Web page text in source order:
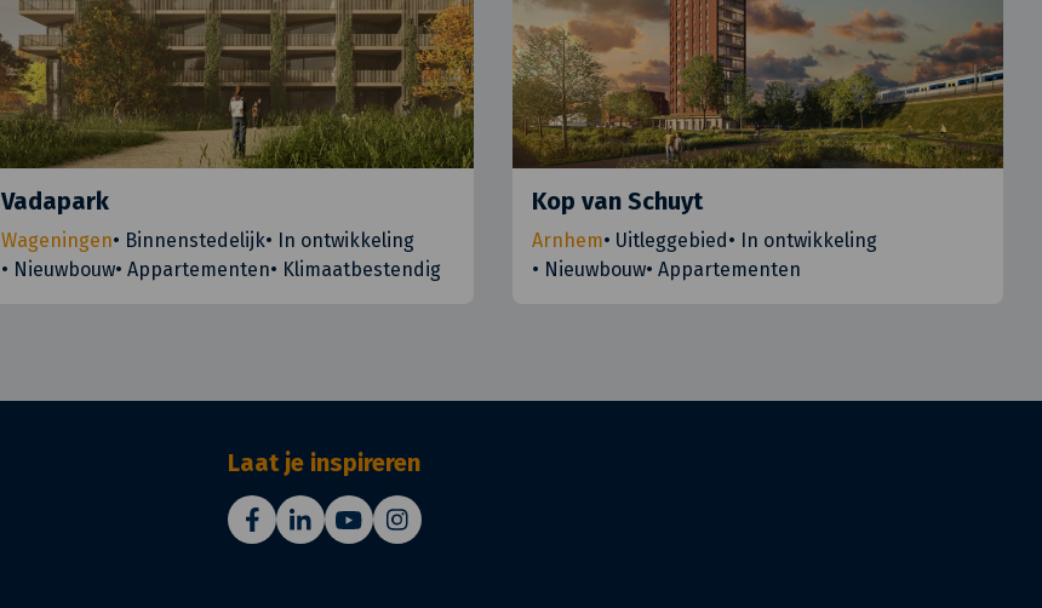
Vadapark
Wageningen• Binnenstedelijk• In ontwikkeling
• Nieuwbouw•Appartementen• Klimaatbestendig
Kop van Schuyt
Arnhem• Uitleggebied• In ontwikkeling
• Nieuwbouw• Appartementen
Laat je inspireren